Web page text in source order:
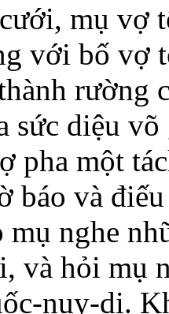
mụ vợ
với bố vợ
rường
sức diệu
pha một
báo và
nghe
và hỏi mụ
nuy-di.